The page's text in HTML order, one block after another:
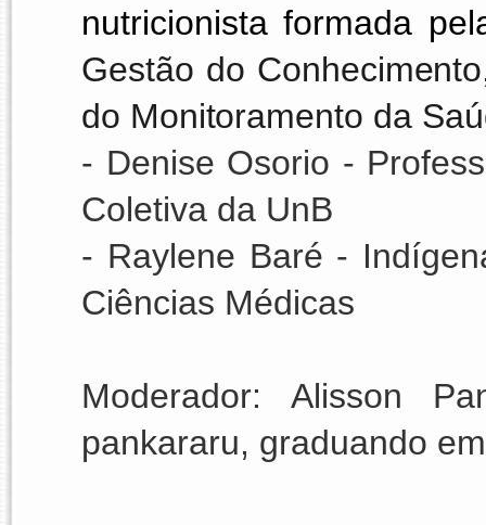
nutricionista formada
Gestão do
do Monitoramento da
- Denise Osorio -
Coletiva da UnB
- Raylene Baré -
Ciências Médicas
Moderador: Alisson
pankararu, graduando